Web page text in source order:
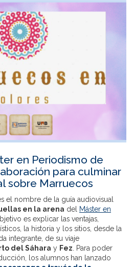
en Periodismo de
para culminar
sobre Marruecos
el nombre de la guía audiovisual
en la arena del Máster en
es explicar las ventajas,
la historia y los sitios, desde la
integrante, de su viaje
del Sáhara y Fez. Para poder
los alumnos han lanzado